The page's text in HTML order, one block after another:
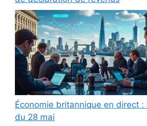
Économie britannique en direct
du 28 mai